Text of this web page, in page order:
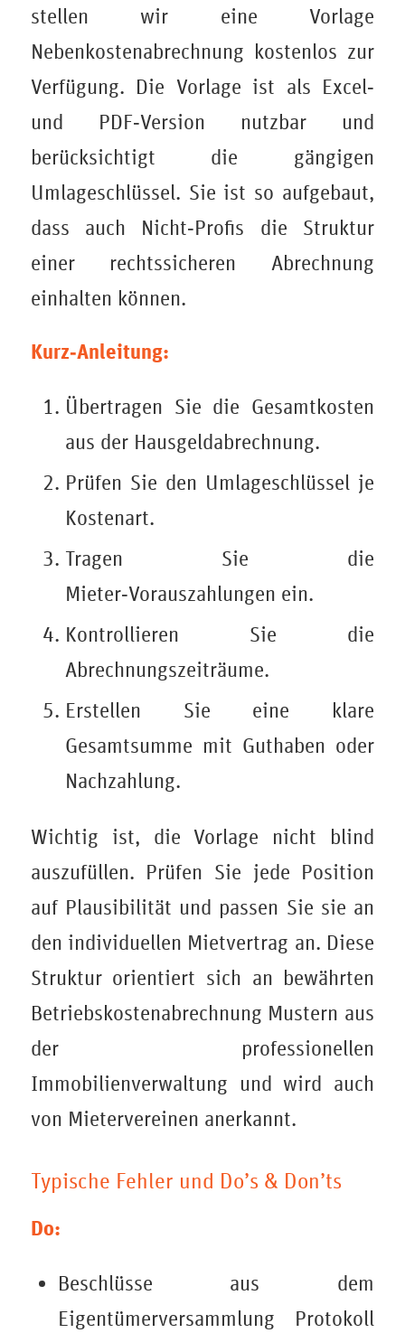
stellen wir eine Vorlage
Nebenkostenabrechnung kostenlos zur
Verfügung. Die Vorlage ist als Excel‑
und PDF‑Version nutzbar und
berücksichtigt die gängigen
Umlageschlüssel. Sie ist so aufgebaut,
dass auch Nicht‑Profis die Struktur
einer rechtssicheren Abrechnung
einhalten können.
Kurz‑Anleitung:
Übertragen Sie die Gesamtkosten
aus der Hausgeldabrechnung.
Prüfen Sie den Umlageschlüssel je
Kostenart.
Tragen Sie die
Mieter‑Vorauszahlungen ein.
Kontrollieren Sie die
Abrechnungszeiträume.
Erstellen Sie eine klare
Gesamtsumme mit Guthaben oder
Nachzahlung.
Wichtig ist, die Vorlage nicht blind
auszufüllen. Prüfen Sie jede Position
auf Plausibilität und passen Sie sie an
den individuellen Mietvertrag an. Diese
Struktur orientiert sich an bewährten
Betriebskostenabrechnung Mustern aus
der professionellen
Immobilienverwaltung und wird auch
von Mietervereinen anerkannt.
Typische Fehler und Do’s & Don’ts
Do:
Beschlüsse aus dem
Eigentümerversammlung Protokoll